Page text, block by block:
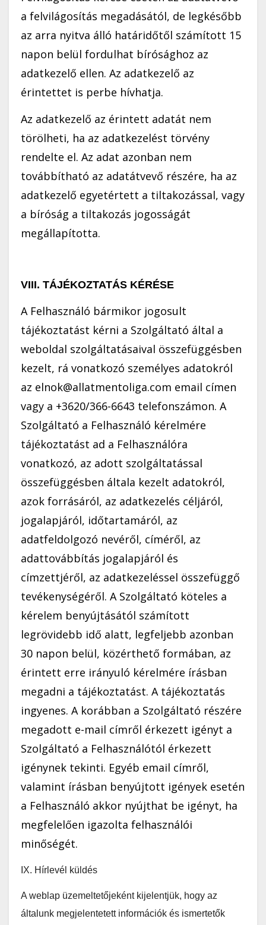
a felvilágosítás megadásától, de legkésőbb
az arra nyitva álló határidőtől számított 15
napon belül fordulhat bírósághoz az
adatkezelő ellen. Az adatkezelő az
érintettet is perbe hívhatja.
Az adatkezelő az érintett adatát nem
törölheti, ha az adatkezelést törvény
rendelte el. Az adat azonban nem
továbbítható az adatátvevő részére, ha az
adatkezelő egyetértett a tiltakozással, vagy
a bíróság a tiltakozás jogosságát
megállapította.
VIII. TÁJÉKOZTATÁS KÉRÉSE
A Felhasználó bármikor jogosult
tájékoztatást kérni a Szolgáltató által a
weboldal szolgáltatásaival összefüggésben
kezelt, rá vonatkozó személyes adatokról
az elnok@allatmentoliga.com email címen
vagy a +3620/366-6643 telefonszámon. A
Szolgáltató a Felhasználó kérelmére
tájékoztatást ad a Felhasználóra
vonatkozó, az adott szolgáltatással
összefüggésben általa kezelt adatokról,
azok forrásáról, az adatkezelés céljáról,
jogalapjáról, időtartamáról, az
adatfeldolgozó nevéről, címéről, az
adattovábbítás jogalapjáról és
címzettjéről, az adatkezeléssel összefüggő
tevékenységéről. A Szolgáltató köteles a
kérelem benyújtásától számított
legrövidebb idő alatt, legfeljebb azonban
30 napon belül, közérthető formában, az
érintett erre irányuló kérelmére írásban
megadni a tájékoztatást. A tájékoztatás
ingyenes. A korábban a Szolgáltató részére
megadott e-mail címről érkezett igényt a
Szolgáltató a Felhasználótól érkezett
igénynek tekinti. Egyéb email címről,
valamint írásban benyújtott igények esetén
a Felhasználó akkor nyújthat be igényt, ha
megfelelően igazolta felhasználói
minőségét.
IX. Hírlevél küldés
A weblap üzemeltetőjeként kijelentjük, hogy az
általunk megjelentetett információk és ismertetők